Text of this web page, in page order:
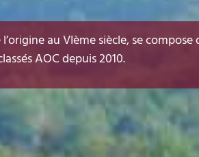
au VIème siècle, se
AOC depuis 2010.